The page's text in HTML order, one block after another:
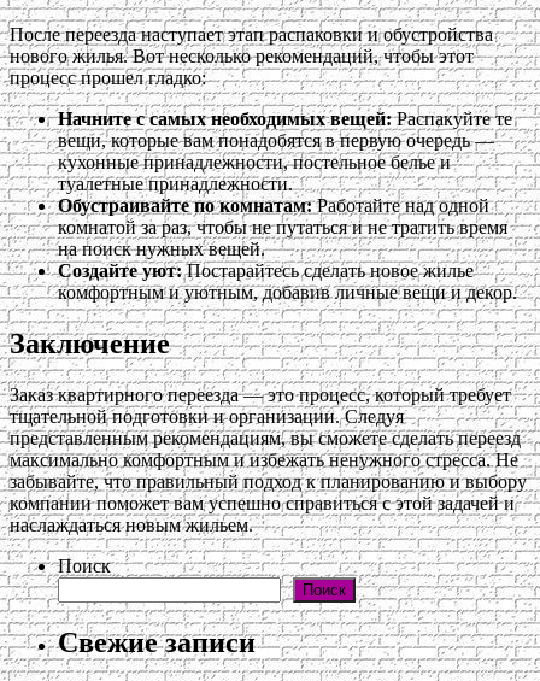
После переезда наступает этап распаковки и обустройства
нового жилья. Вот несколько рекомендаций, чтобы этот
процесс прошел гладко:
Начните с самых необходимых вещей:Распакуйте те
вещи, которые вам понадобятся в первую очередь —
кухонные принадлежности, постельное белье и
туалетные принадлежности.
Обустраивайте по комнатам:Работайте над одной
комнатой за раз, чтобы не путаться и не тратить время
на поиск нужных вещей.
Создайте уют:Постарайтесь сделать новое жилье
комфортным и уютным, добавив личные вещи и декор.
Заключение
Заказ квартирного переезда — это процесс, который требует
тщательной подготовки и организации. Следуя
представленным рекомендациям, вы сможете сделать переезд
максимально комфортным и избежать ненужного стресса. Не
забывайте, что правильный подход к планированию и выбору
компании поможет вам успешно справиться с этой задачей и
наслаждаться новым жильем.
Поиск
Поиск
Свежие записи